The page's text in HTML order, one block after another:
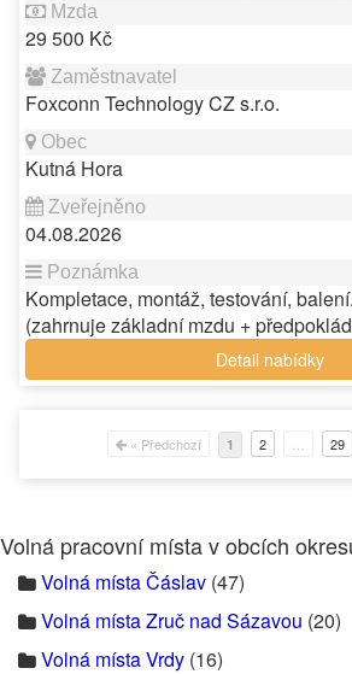
29 500 Kč
Foxconn Technology CZ s.r.o.
Kutná Hora
04.08.2026
Kompletace, montáž, testování,
(zahrnuje základní mzdu +
Detail nabídky
« Předchozí 1 2 29
Volná pracovní místa v obcích
Volná místa Čáslav (47)
Volná místa Zruč nad Sázavou (20)
Volná místa Vrdy (16)